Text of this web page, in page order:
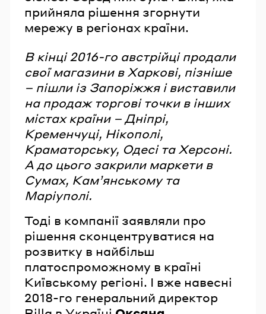
прийняла рішення згорнути
мережу в регіонах країни.
В кінці 2016-го австрійці продали
свої магазини в Харкові, пізніше
– пішли із Запоріжжя і виставили
на продаж торгові точки в інших
містах країни – Дніпрі,
Кременчуці, Нікополі,
Краматорську, Одесі та Херсоні.
А до цього закрили маркети в
Сумах, Кам’янському та
Маріуполі.
Тоді в компанії заявляли про
рішення сконцентруватися на
розвитку в найбільш
платоспроможному в країні
Київському регіоні. І вже навесні
2018-го генеральний директор